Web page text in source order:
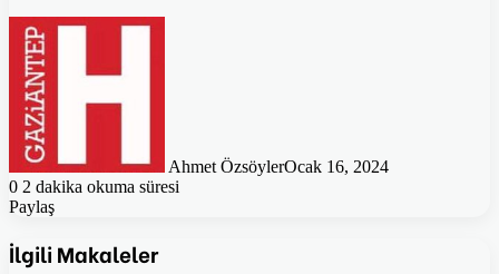
Ahmet ÖzsöylerOcak 16, 2024
0 2 dakika okuma süresi
Paylaş
Posta
ile
İlgili Makaleler